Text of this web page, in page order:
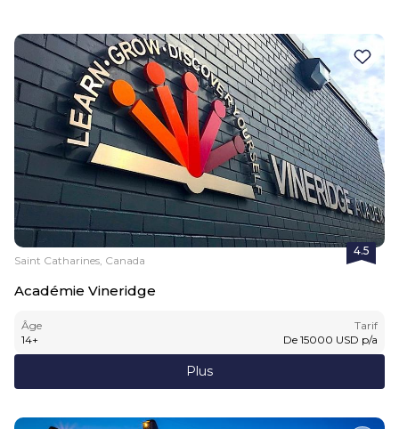
4.5
Saint Catharines, Canada
Académie Vineridge
Âge
14+
Tarif
De 15000 USD p/a
Plus